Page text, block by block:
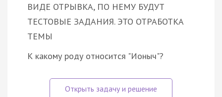
ВИДЕ ОТРЫВКА, ПО НЕМУ БУДУТ
ТЕСТОВЫЕ ЗАДАНИЯ. ЭТО ОТРАБОТКА
ТЕМЫ
К какому роду относится "Ионыч"?